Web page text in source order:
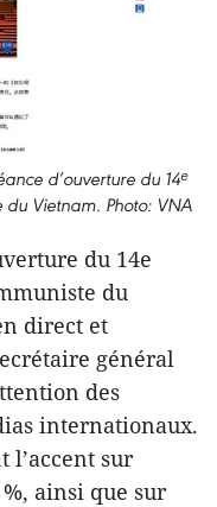
d’ouverture du 14ᵉ
Vietnam. Photo: VNA
du 14e
du
direct et
général
des
internationaux.
l’accent sur
ainsi que sur